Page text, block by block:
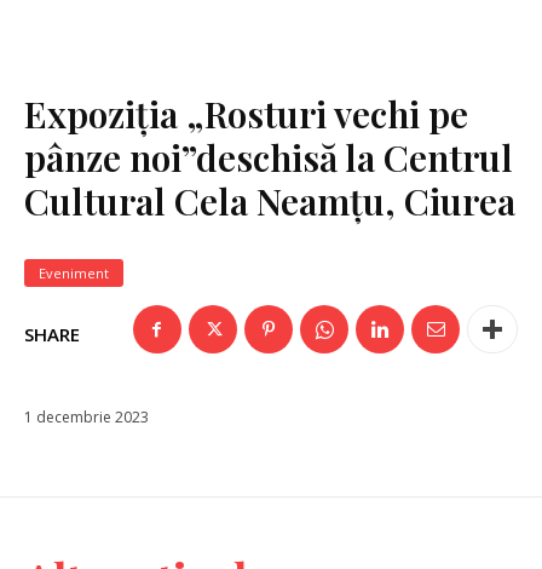
Expoziția „Rosturi vechi pe
pânze noi”deschisă la Centrul
Cultural Cela Neamțu, Ciurea
Eveniment
SHARE
1 decembrie 2023